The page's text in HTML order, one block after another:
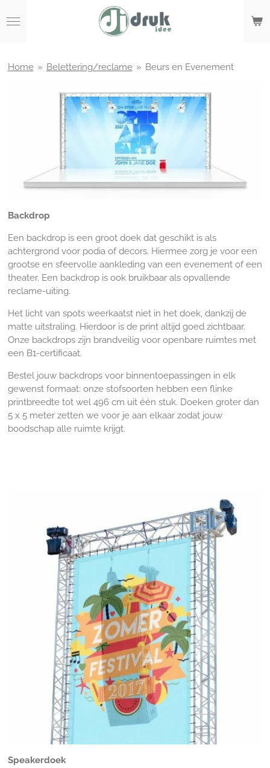
direct
hoofdinhoud
Home » Belettering/reclame » Beurs en Evenement
Backdrop
Een backdrop is een groot doek dat geschikt is als
achtergrond voor podia of decors. Hiermee zorg je voor een
grootse en sfeervolle aankleding van een evenement of een
theater. Een backdrop is ook bruikbaar als opvallende
reclame-uiting.
Het licht van spots weerkaatst niet in het doek, dankzij de
matte uitstraling. Hierdoor is de print altijd goed zichtbaar.
Onze backdrops zijn brandveilig voor openbare ruimtes met
een B1-certificaat.
Bestel jouw backdrops voor binnentoepassingen in elk
gewenst formaat: onze stofsoorten hebben een flinke
printbreedte tot wel 496 cm uit één stuk. Doeken groter dan
5 x 5 meter zetten we voor je aan elkaar zodat jouw
boodschap alle ruimte krijgt.
Speakerdoek